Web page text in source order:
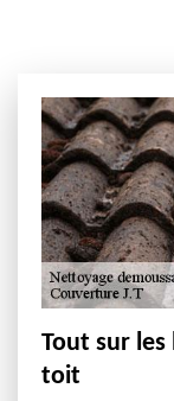
Tout sur les
toit